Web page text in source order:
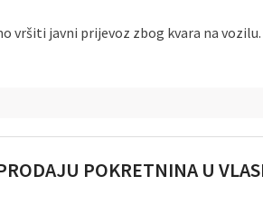
vršiti javni prijevoz zbog kvara na
POKRETNINA U